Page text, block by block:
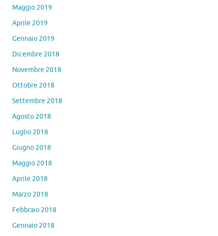
Maggio 2019
Aprile 2019
Gennaio 2019
Dicembre 2018
Novembre 2018
Ottobre 2018
Settembre 2018
Agosto 2018
Luglio 2018
Giugno 2018
Maggio 2018
Aprile 2018
Marzo 2018
Febbraio 2018
Gennaio 2018